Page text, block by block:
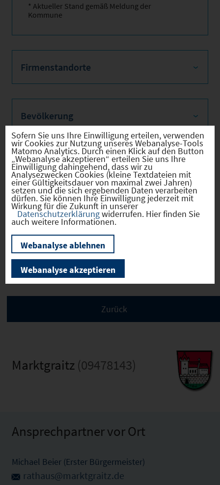
* Aktueller Stand gemäß Meldung der
Kommune
Firmenstandorte
Bevölkerung
Sozialvers. Beschäftigte
Verkehrsinfrastruktur
Kommunale Infrastruktur
Marktgraitz (09478143)
Ansprechpartner vor Ort
Michael Beier (Erster Bürgermeister)
rathaus@marktgraitz.de
Sofern Sie uns Ihre Einwilligung erteilen, verwenden
wir Cookies zur Nutzung unseres Webanalyse-Tools
Matomo Analytics. Durch einen Klick auf den Button
„Webanalyse akzeptieren“ erteilen Sie uns Ihre
Einwilligung dahingehend, dass wir zu
Analysezwecken Cookies (kleine Textdateien mit
einer Gültigkeitsdauer von maximal zwei Jahren)
setzen und die sich ergebenden Daten verarbeiten
dürfen. Sie können Ihre Einwilligung jederzeit mit
Wirkung für die Zukunft in unserer
Datenschutzerklärungwiderrufen. Hier finden Sie
auch weitere Informationen.
Webanalyse ablehnen
Webanalyse akzeptieren